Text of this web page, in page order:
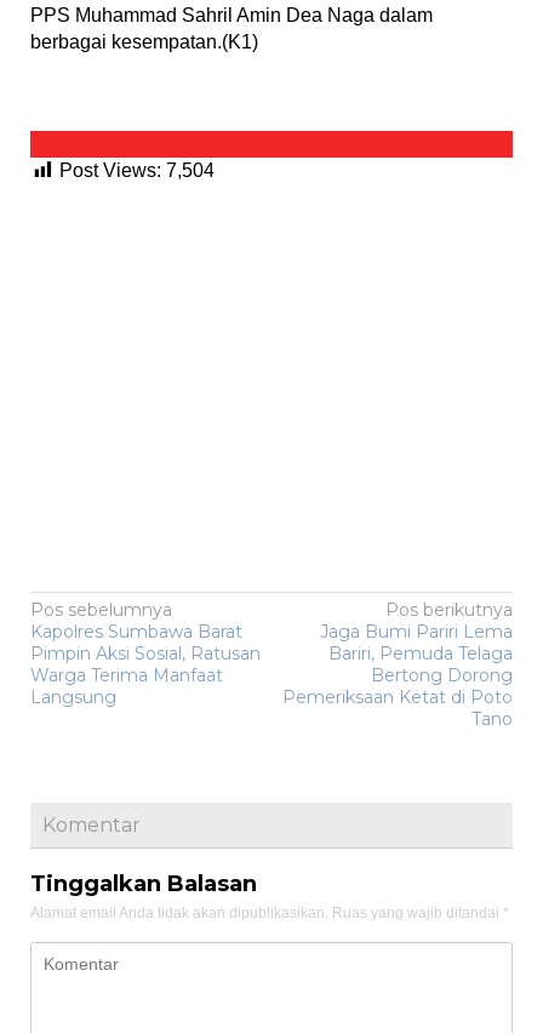
PPS Muhammad Sahril Amin Dea Naga dalam
berbagai kesempatan.(K1)
Post Views: 7,504
Navigasi
pos
Pos sebelumnya
Kapolres Sumbawa Barat
Pimpin Aksi Sosial, Ratusan
Warga Terima Manfaat
Langsung
Pos berikutnya
Jaga Bumi Pariri Lema
Bariri, Pemuda Telaga
Bertong Dorong
Pemeriksaan Ketat di Poto
Tano
Komentar
Tinggalkan Balasan
Alamat email Anda tidak akan dipublikasikan. Ruas yang wajib ditandai *